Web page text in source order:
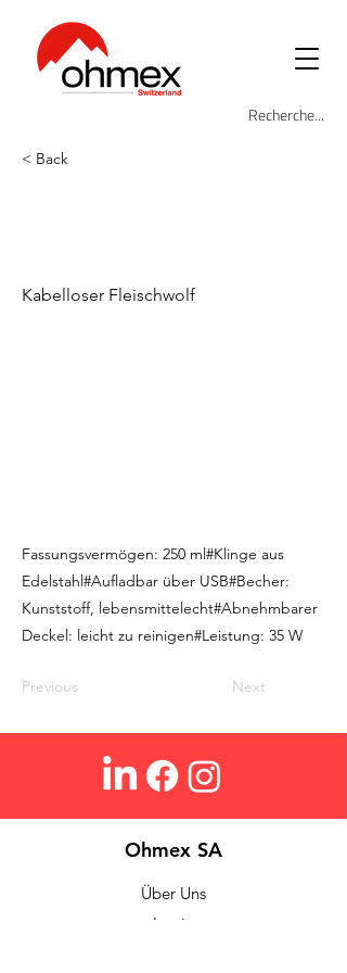
< Back
Kabelloser Fleischwolf
Fassungsvermögen: 250 ml#Klinge aus
Edelstahl#Aufladbar über USB#Becher:
Kunststoff, lebensmittelecht#Abnehmbarer
Deckel: leicht zu reinigen#Leistung: 35 W
Previous Next
Ohmex SA
Über Uns
Login